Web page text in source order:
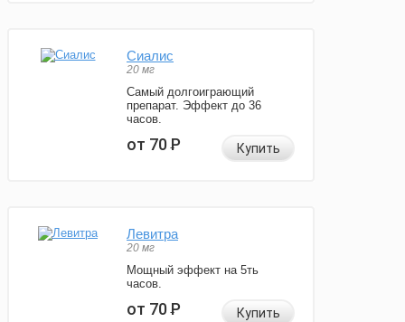
Сиалис
20 мг
Самый долгоиграющий
препарат. Эффект до 36
часов.
от 70Р Купить
Левитра
20 мг
Мощный эффект на 5ть
часов.
от 70Р Купить